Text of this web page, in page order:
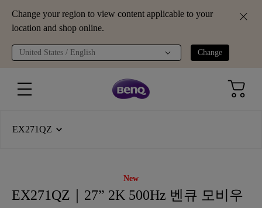
Change your region to view content applicable to your
location and shop online.
United States / English Change
EX271QZ
New
EX271QZ｜27” 2K 500Hz 벤큐 모비우